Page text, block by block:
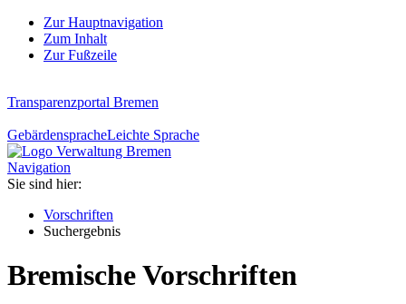
Zur Hauptnavigation
Zum Inhalt
Zur Fußzeile
Transparenzportal Bremen
GebärdenspracheLeichte Sprache
Navigation
Sie sind hier:
Vorschriften
Suchergebnis
Bremische Vorschriften